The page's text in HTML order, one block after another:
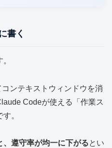
書く
ンテキストウィンドウを消
Codeが使える「作業ス
。
、遵守率が均一に下がるとい